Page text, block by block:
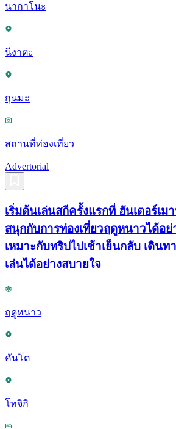
นากาโนะ
นีงาตะ
กุนมะ
สถานที่ท่องเที่ยว
Advertorial
เริ่มต้นเล่นสกีครั้งแรกที่ ฮันเตอร์เม
สนุกกับการท่องเที่ยวฤดูหนาวได้อย่
เหมาะกับทริปไปเช้าเย็นกลับ เดิน
เล่นได้อย่างสบายใจ
ฤดูหนาว
คันโต
โทจิกิ